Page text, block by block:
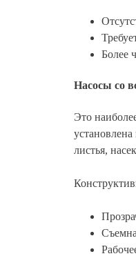
Более
Насосы со
Это
листья,